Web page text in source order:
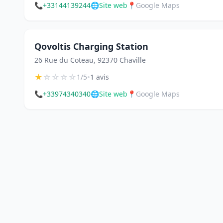
📞+33144139244🌐Site web 📍 Google Maps
Qovoltis Charging Station
26 Rue du Coteau, 92370 Chaville
★☆☆☆☆1/5•1 avis
📞+33974340340🌐Site web 📍 Google Maps